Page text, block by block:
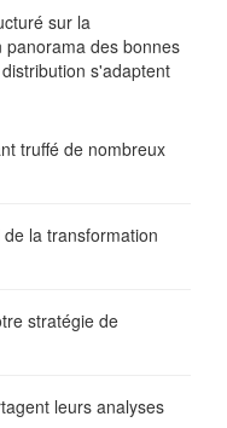
sur la
des bonnes
s'adaptent
truffé de nombreux
la transformation
stratégie de
leurs analyses